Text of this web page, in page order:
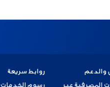
والدعم
المصرفية عبر
روابط سريعة
رسوم الخدمات